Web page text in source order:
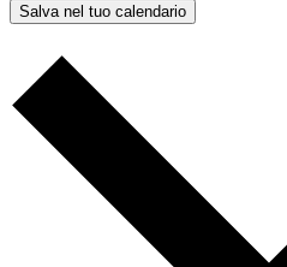
Salva nel tuo calendario